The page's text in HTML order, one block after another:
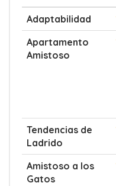
Adaptabilidad
Apartamento
Amistoso
Tendencias de
Ladrido
Amistoso a los
Gatos